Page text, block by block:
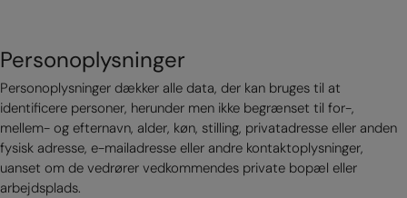
Personoplysninger
Personoplysninger dækker alle data, der kan bruges til at
identificere personer, herunder men ikke begrænset til for-,
mellem- og efternavn, alder, køn, stilling, privatadresse eller anden
fysisk adresse, e-mailadresse eller andre kontaktoplysninger,
uanset om de vedrører vedkommendes private bopæl eller
arbejdsplads.